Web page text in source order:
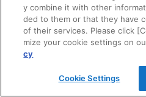
y combine it with other
ded to them or that they have
of their services. Please click
mize your cookie settings on
cy
Cookie Settings